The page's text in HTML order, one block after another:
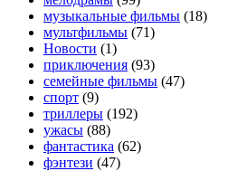
музыкальные фильмы (18)
мультфильмы (71)
Новости (1)
приключения (93)
семейные фильмы (47)
спорт (9)
триллеры (192)
ужасы (88)
фантастика (62)
фэнтези (47)